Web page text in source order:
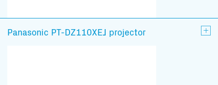
Panasonic PT-DZ110XEJ projector